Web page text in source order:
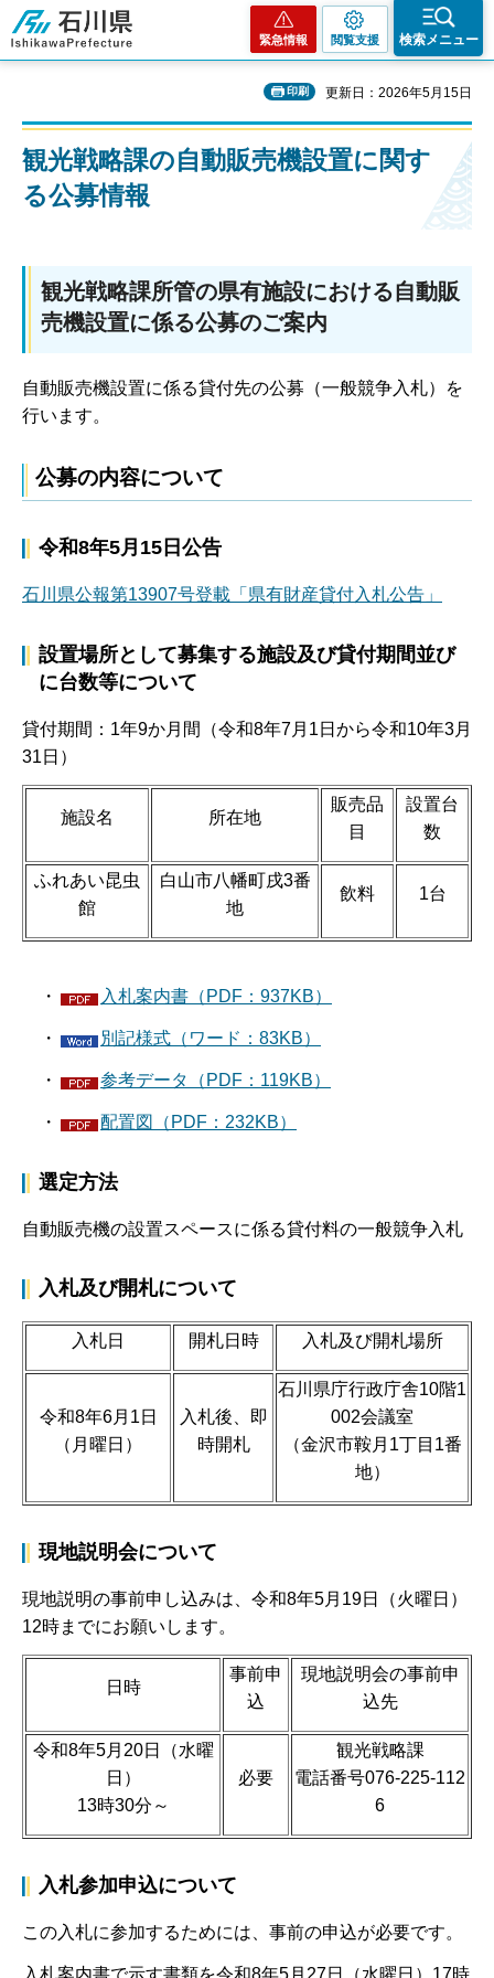
石川県
緊急情報 閲覧支援 検索メニュー
印刷 更新日：2026年5月15日
観光戦略課の自動販売機設置に関す
る公募情報
観光戦略課所管の県有施設における自動販
売機設置に係る公募のご案内
自動販売機設置に係る貸付先の公募（一般競争入札）を
行います。
公募の内容について
令和8年5月15日公告
石川県公報第13907号登載「県有財産貸付入札公告」
設置場所として募集する施設及び貸付期間並び
に台数等について
貸付期間：1年9か月間（令和8年7月1日から令和10年3月
31日）
施設名 所在地
販売品
目
設置台
数
ふれあい昆虫
館
白山市八幡町戌3番
地
飲料 1台
・ 入札案内書（PDF：937KB）
・ 別記様式（ワード：83KB）
・ 参考データ（PDF：119KB）
・ 配置図（PDF：232KB）
選定方法
自動販売機の設置スペースに係る貸付料の一般競争入札
入札及び開札について
入札日 開札日時 入札及び開札場所
令和8年6月1日
（月曜日）
入札後、即
時開札
石川県庁行政庁舎10階1
002会議室
（金沢市鞍月1丁目1番
地）
現地説明会について
現地説明の事前申し込みは、令和8年5月19日（火曜日）
12時までにお願いします。
日時
事前申
込
現地説明会の事前申
込先
令和8年5月20日（水曜
日）
13時30分～
必要
観光戦略課
電話番号076-225-112
6
入札参加申込について
この入札に参加するためには、事前の申込が必要です。
入札案内書で示す書類を令和8年5月27日（水曜日）17時